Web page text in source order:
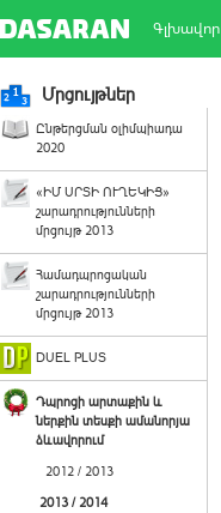
Գլխավոր
Մրցույթներ
Ընթերցման օլիմպիադա
2020
«ԻՄ ՍՐՏԻ ՈՒՂԵԿԻՑ»
շարադրությունների
մրցույթ 2013
Համադպրոցական
շարադրությունների
մրցույթ 2013
DUEL PLUS
Դպրոցի արտաքին և
ներքին տեսքի ամանորյա
ձևավորում
2012 / 2013
2013 / 2014